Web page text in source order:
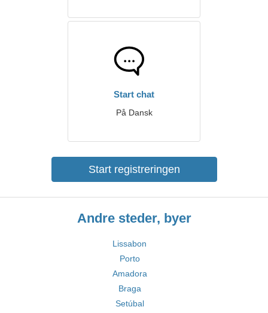
Start chat
På Dansk
Start registreringen
Andre steder, byer
Lissabon
Porto
Amadora
Braga
Setúbal